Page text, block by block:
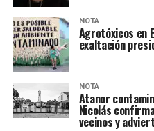
NOTA
Agrotóxicos en
exaltación
NOTA
Atanor
Nicolás
vecinos y